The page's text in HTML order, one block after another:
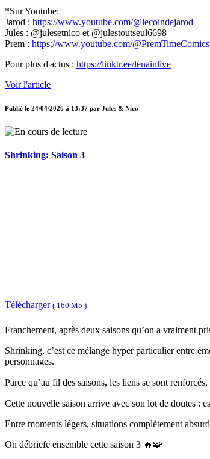
*Sur Youtube:
Jarod : https://www.youtube.com/@lecoindejarod
Jules : @julesetnico et @julestoutseul6698
Prem : https://www.youtube.com/@PremTimeComics
Pour plus d'actus : https://linktr.ee/lenainlive
Voir l'article
Publié le 24/04/2026 à 13:37 par Jules & Nico
Shrinking: Saison 3
Télécharger ( 160 Mo )
Franchement, après deux saisons qu’on a vraiment
Shrinking, c’est ce mélange hyper particulier entre
personnages.
Parce qu’au fil des saisons, les liens se sont
Cette nouvelle saison arrive avec son lot de doutes :
Entre moments légers, situations complètement
On débriefe ensemble cette saison 3 🔥🧩